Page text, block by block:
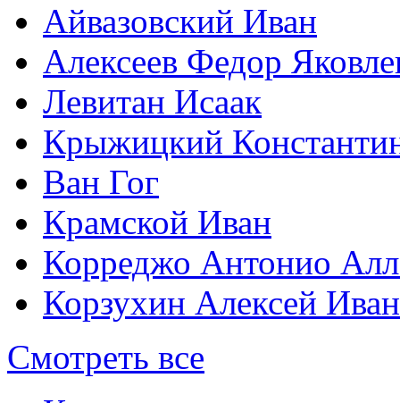
Айвазовский Иван
Алексеев Федор
Левитан Исаак
Крыжицкий
Ван Гог
Крамской Иван
Корреджо Антонио
Корзухин Алексей
Смотреть все